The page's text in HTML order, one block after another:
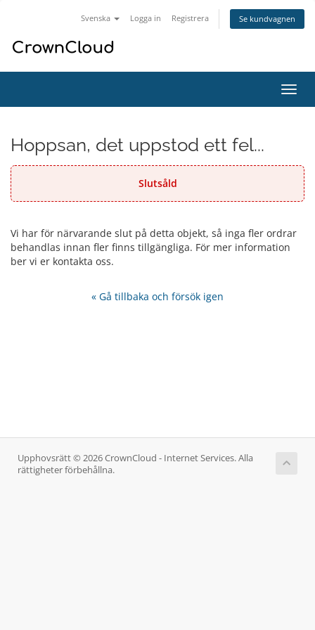
Svenska Logga in Registrera Se kundvagnen
Växla
Hoppsan, det uppstod ett fel...
Slutsåld
Vi har för närvarande slut på detta objekt, så inga fler ordrar
behandlas innan fler finns tillgängliga. För mer information
ber vi er kontakta oss.
« Gå tillbaka och försök igen
Upphovsrätt © 2026 CrownCloud - Internet Services. Alla
rättigheter förbehållna.